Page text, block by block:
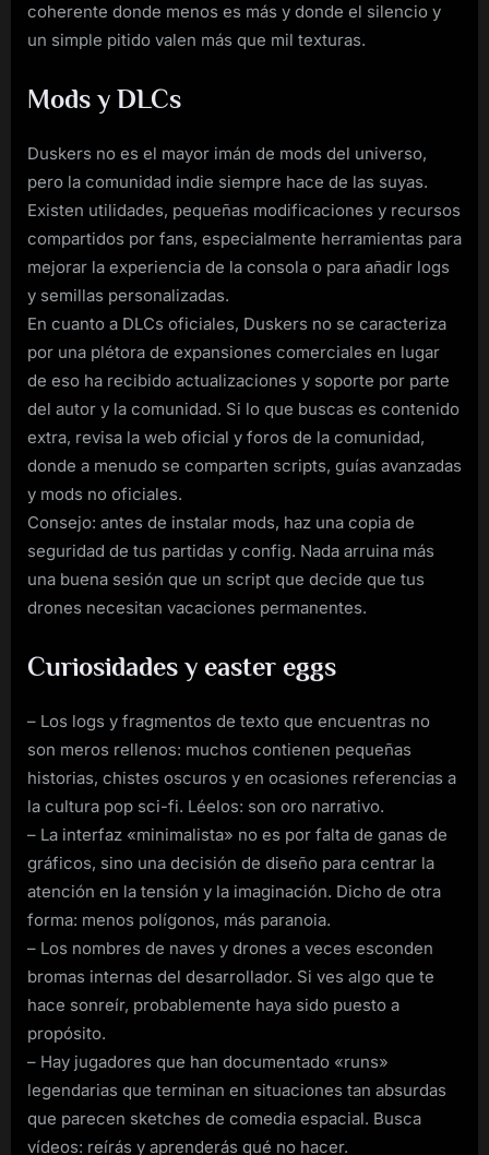
coherente donde menos es más y donde el silencio y
un simple pitido valen más que mil texturas.
Mods y DLCs
Duskers no es el mayor imán de mods del universo,
pero la comunidad indie siempre hace de las suyas.
Existen utilidades, pequeñas modificaciones y recursos
compartidos por fans, especialmente herramientas para
mejorar la experiencia de la consola o para añadir logs
y semillas personalizadas.
En cuanto a DLCs oficiales, Duskers no se caracteriza
por una plétora de expansiones comerciales en lugar
de eso ha recibido actualizaciones y soporte por parte
del autor y la comunidad. Si lo que buscas es contenido
extra, revisa la web oficial y foros de la comunidad,
donde a menudo se comparten scripts, guías avanzadas
y mods no oficiales.
Consejo: antes de instalar mods, haz una copia de
seguridad de tus partidas y config. Nada arruina más
una buena sesión que un script que decide que tus
drones necesitan vacaciones permanentes.
Curiosidades y easter eggs
– Los logs y fragmentos de texto que encuentras no
son meros rellenos: muchos contienen pequeñas
historias, chistes oscuros y en ocasiones referencias a
la cultura pop sci-fi. Léelos: son oro narrativo.
– La interfaz «minimalista» no es por falta de ganas de
gráficos, sino una decisión de diseño para centrar la
atención en la tensión y la imaginación. Dicho de otra
forma: menos polígonos, más paranoia.
– Los nombres de naves y drones a veces esconden
bromas internas del desarrollador. Si ves algo que te
hace sonreír, probablemente haya sido puesto a
propósito.
– Hay jugadores que han documentado «runs»
legendarias que terminan en situaciones tan absurdas
que parecen sketches de comedia espacial. Busca
vídeos: reírás y aprenderás qué no hacer.